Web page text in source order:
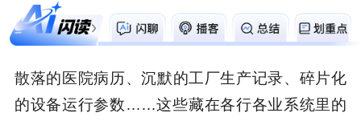
散落的医院病历、沉默的工厂生产记录、碎片化
的设备运行参数……这些藏在各行各业系统里的